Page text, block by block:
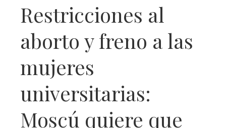
Restricciones al
aborto y freno a las
mujeres
universitarias:
Moscú quiere que